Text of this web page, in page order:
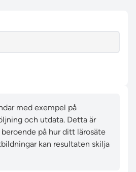
med exempel på
och utdata. Detta är
på hur ditt lärosäte
kan resultaten skilja